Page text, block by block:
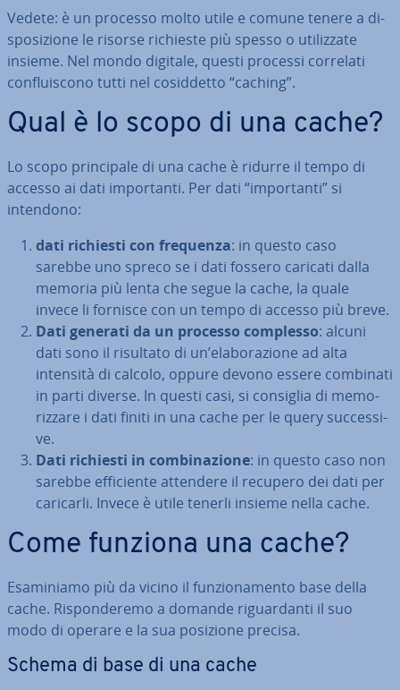
Vedete: è un processo molto utile e comune tenere a di­
spo­si­zio­ne le risorse richieste più spesso o uti­liz­za­te
insieme. Nel mondo digitale, questi processi correlati
con­flui­sco­no tutti nel co­sid­det­to “caching”.
Qual è lo scopo di una cache?
Lo scopo prin­ci­pa­le di una cache è ridurre il tempo di
accesso ai dati im­por­tan­ti. Per dati “im­por­tan­ti” si
intendono:
dati richiesti con frequenza: in questo caso
sarebbe uno spreco se i dati fossero caricati dalla
memoria più lenta che segue la cache, la quale
invece li fornisce con un tempo di accesso più breve.
Dati generati da un processo complesso: alcuni
dati sono il risultato di un’ela­bo­ra­zio­ne ad alta
intensità di calcolo, oppure devono essere combinati
in parti diverse. In questi casi, si consiglia di me­mo­
riz­za­re i dati finiti in una cache per le query suc­ces­si­
ve.
Dati richiesti in com­bi­na­zio­ne: in questo caso non
sarebbe ef­fi­cien­te attendere il recupero dei dati per
caricarli. Invece è utile tenerli insieme nella cache.
Come funziona una cache?
Esa­mi­nia­mo più da vicino il fun­zio­na­men­to base della
cache. Ri­spon­de­re­mo a domande ri­guar­dan­ti il suo
modo di operare e la sua posizione precisa.
Schema di base di una cache